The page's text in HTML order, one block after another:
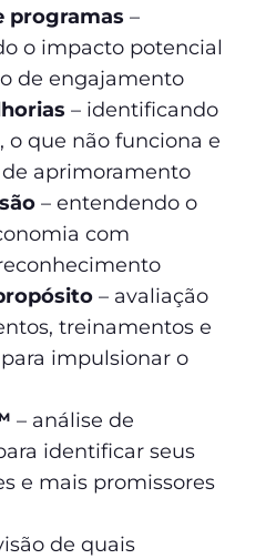
programas –
o impacto potencial
de engajamento
– identificando
o que não funciona e
aprimoramento
– entendendo o
com
– avaliação
treinamentos e
impulsionar o
– análise de
identificar seus
e mais promissores
de quais